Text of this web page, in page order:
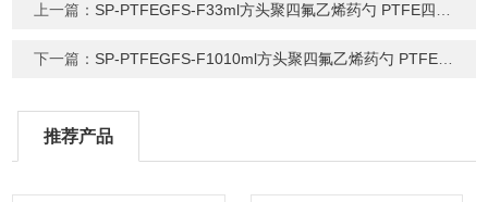
上一篇： SP-PTFEGFS-F33ml方头聚四氟乙烯药勺 PTFE四氟干粉勺
下一篇： SP-PTFEGFS-F1010ml方头聚四氟乙烯药勺 PTFE四氟干粉勺
推荐产品